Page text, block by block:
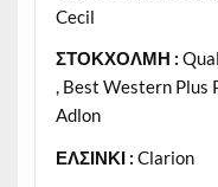
Cecil
ΣΤΟΚΧΟΛΜΗ :
, Best Western Plus
Adlon
ΕΛΣΙΝΚΙ : Clarion